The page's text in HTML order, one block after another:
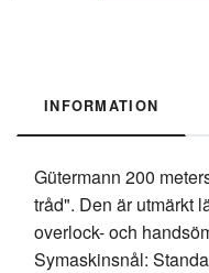
INFORMATION
Gütermann 200
tråd". Den är utmärkt
overlock- och
Symaskinsnål: